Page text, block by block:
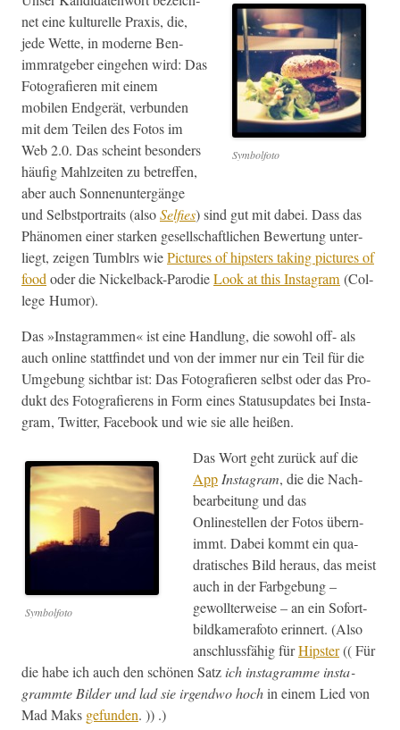
Sym­bol­fo­to
net eine kul­turelle Prax­is, die,
jede Wette, in mod­erne Ben­
imm­rat­ge­ber einge­hen wird: Das
Fotografieren mit einem
mobilen Endgerät, ver­bun­den
mit dem Teilen des Fotos im
Web 2.0. Das scheint beson­ders
häu­fig Mahlzeit­en zu betr­e­f­fen,
aber auch Son­nenun­tergänge
und Selb­st­por­traits (alsoSelf­ies) sind gut mit dabei. Dass das
Phänomen ein­er starken gesellschaftlichen Bew­er­tung unter­
liegt, zeigen Tum­blrs wiePic­tures of hip­sters tak­ing pic­tures of
foododer die Nick­el­back-Par­o­dieLook at this Insta­gram(Col­
lege Humor).
Das »Insta­gram­men« ist eine Hand­lung, die sowohl off- als
auch online stat­tfind­et und von der immer nur ein Teil für die
Umge­bung sicht­bar ist: Das Fotografieren selb­st oder das Pro­
dukt des Fotografierens in Form eines Sta­tusup­dates bei Insta­
gram, Twit­ter, Face­book und wie sie alle heißen.
Sym­bol­fo­to
Das Wort geht zurück auf die
App Insta­gram, die die Nach­
bear­beitung und das
Onlinestellen der Fotos übern­
immt. Dabei kommt ein qua­
dratis­ches Bild her­aus, das meist
auch in der Far­bge­bung –
gewoll­ter­weise – an ein Sofort­
bild­kam­er­afo­to erin­nert. (Also
anschlussfähig fürHip­ster(( Für
die habe ich auch den schö­nen Satz ich insta­gramme insta­
grammte Bilder und lad sie irgend­wo hochin einem Lied von
Mad Maks gefun­den. )) .)